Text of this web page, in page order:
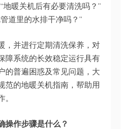
地暖关机后有必要清洗吗？”
道里的水排干净吗？”
，并进行定期清洗保养，对
障系统的长效稳定运行具有
的普遍困惑及常见问题，大
范的地暖关机指南，帮助用
操作步骤是什么？